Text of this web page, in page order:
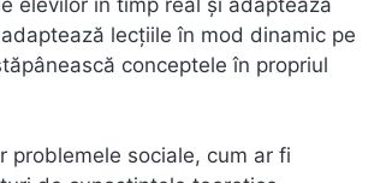
lecțiile în mod dinamic pe
conceptele în propriul
problemele sociale, cum ar fi